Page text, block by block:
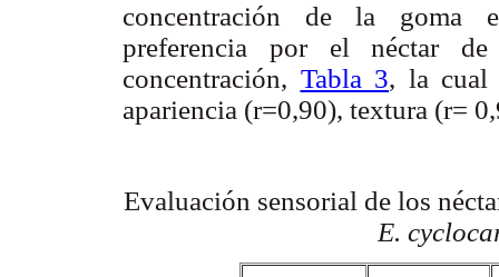
concentración de la goma
preferencia por el néctar
concentración, Tabla 3, la cual
apariencia (r=0,90), textura (r=
Evaluación sensorial de los
E.